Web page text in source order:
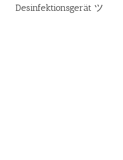
Desinfektionsgerät ツ